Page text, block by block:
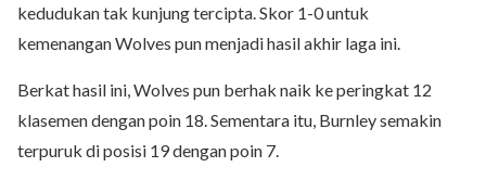
kedudukan tak kunjung tercipta. Skor 1-0 untuk
kemenangan Wolves pun menjadi hasil akhir laga ini.
Berkat hasil ini, Wolves pun berhak naik ke peringkat 12
klasemen dengan poin 18. Sementara itu, Burnley semakin
terpuruk di posisi 19 dengan poin 7.